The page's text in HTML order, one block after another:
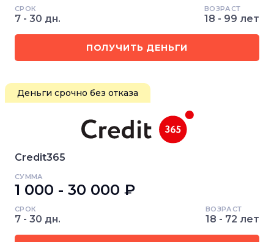
СРОК
7 - 30 дн.
ВОЗРАСТ
18 - 99 лет
ПОЛУЧИТЬ ДЕНЬГИ
Деньги срочно без отказа
Credit365
СУММА
1 000 - 30 000 ₽
СРОК
7 - 30 дн.
ВОЗРАСТ
18 - 72 лет